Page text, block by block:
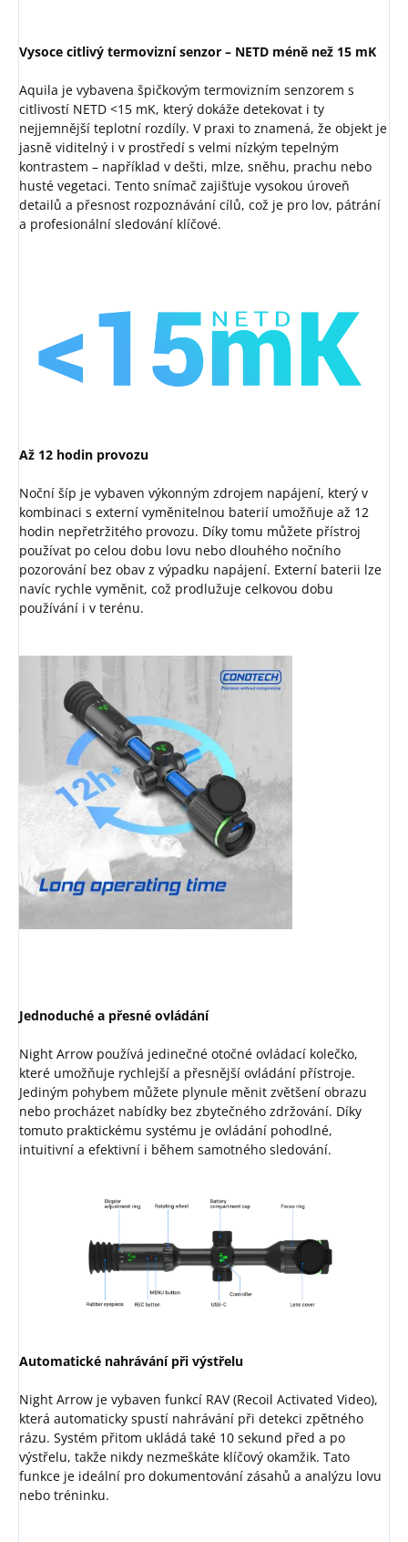
Vysoce citlivý termovizní senzor – NETD méně než 15 mK
Aquila je vybavena špičkovým termovizním senzorem s
citlivostí NETD <15 mK, který dokáže detekovat i ty
nejjemnější teplotní rozdíly. V praxi to znamená, že objekt je
jasně viditelný i v prostředí s velmi nízkým tepelným
kontrastem – například v dešti, mlze, sněhu, prachu nebo
husté vegetaci. Tento snímač zajišťuje vysokou úroveň
detailů a přesnost rozpoznávání cílů, což je pro lov, pátrání
a profesionální sledování klíčové.
Až 12 hodin provozu
Noční šíp je vybaven výkonným zdrojem napájení, který v
kombinaci s externí vyměnitelnou baterií umožňuje až 12
hodin nepřetržitého provozu. Díky tomu můžete přístroj
používat po celou dobu lovu nebo dlouhého nočního
pozorování bez obav z výpadku napájení. Externí baterii lze
navíc rychle vyměnit, což prodlužuje celkovou dobu
používání i v terénu.
Jednoduché a přesné ovládání
Night Arrow používá jedinečné otočné ovládací kolečko,
které umožňuje rychlejší a přesnější ovládání přístroje.
Jediným pohybem můžete plynule měnit zvětšení obrazu
nebo procházet nabídky bez zbytečného zdržování. Díky
tomuto praktickému systému je ovládání pohodlné,
intuitivní a efektivní i během samotného sledování.
Automatické nahrávání při výstřelu
Night Arrow je vybaven funkcí RAV (Recoil Activated Video),
která automaticky spustí nahrávání při detekci zpětného
rázu. Systém přitom ukládá také 10 sekund před a po
výstřelu, takže nikdy nezmeškáte klíčový okamžik. Tato
funkce je ideální pro dokumentování zásahů a analýzu lovu
nebo tréninku.